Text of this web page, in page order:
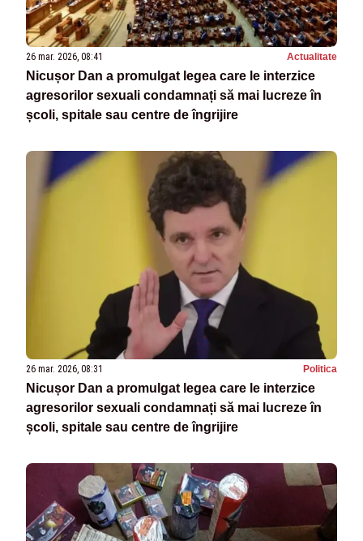
26 mar. 2026, 08:41 Actualitate
Nicușor Dan a promulgat legea care le interzice
agresorilor sexuali condamnați să mai lucreze în
școli, spitale sau centre de îngrijire
26 mar. 2026, 08:31 Politica
Nicușor Dan a promulgat legea care le interzice
agresorilor sexuali condamnați să mai lucreze în
școli, spitale sau centre de îngrijire